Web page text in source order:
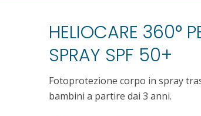
HELIOCARE 360°
SPRAY SPF 50+
Fotoprotezione corpo in spray
bambini a partire dai 3 anni.